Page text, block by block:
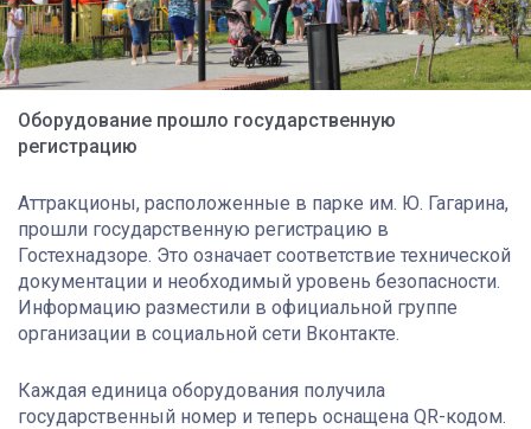
Оборудование прошло государственную
регистрацию
Аттракционы, расположенные в парке им. Ю. Гагарина,
прошли государственную регистрацию в
Гостехнадзоре. Это означает соответствие технической
документации и необходимый уровень безопасности.
Информацию разместили в официальной группе
организации в социальной сети Вконтакте.
Каждая единица оборудования получила
государственный номер и теперь оснащена QR-кодом.